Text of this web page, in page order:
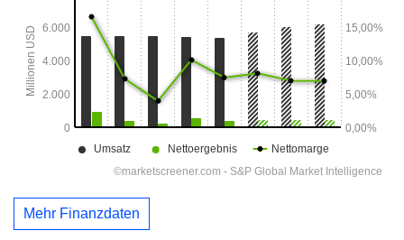
Mehr Finanzdaten